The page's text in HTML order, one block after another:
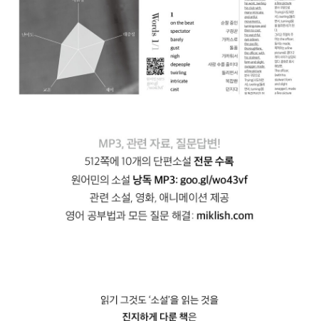
나쁜 방식'으로 그 소원을 이뤄준다는 것이다. 그리고는 저주받았다
며 그 손을 난로에 버렸다.
아버지는 그 원숭이 손을 주워서, 소원을 빌었다. 당장은 200파운드
(현재의 3700만 원 정도)면 좀 더 행복해질 수 있을 것 같았다. 소원
을 비는 순간 원숭이 손이 '꿈틀' 움직이는 모습에 소스라치게 놀란다.
없지만, 그래도 보상 차원에서 사례금을 제시했다. 바로 200파운드
를! 원숭이 손은 정말 소원을 들어준 것일까? 앞으로 남은 2가지 소원
은 어떤 것을 빌게 될까?
신의 아버지가 세상에서 가장 큰 부자라고 주장했다. 심지어 '리츠 호